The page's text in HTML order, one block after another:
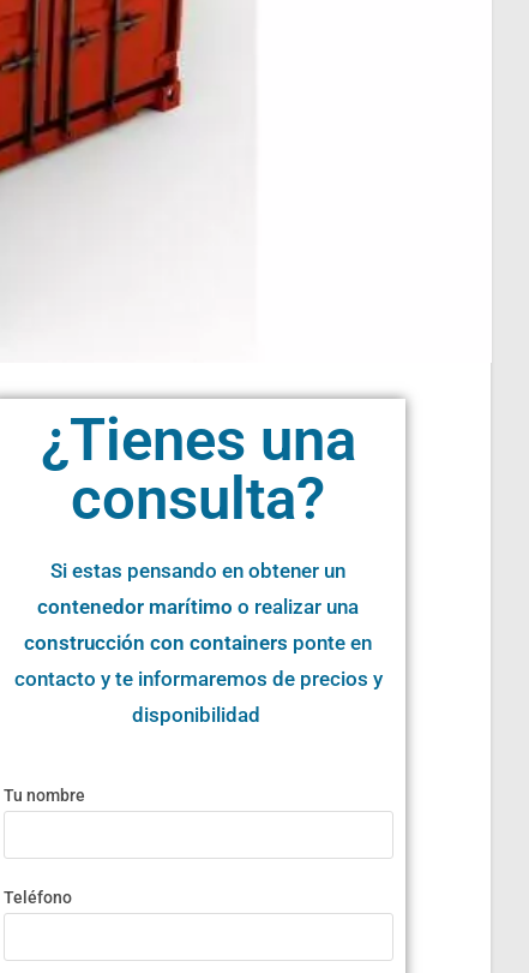
¿Tienes una
consulta?
Si estas pensando en obtener un
contenedor marítimo o realizar una
construcción con containers ponte en
contacto y te informaremos de precios y
disponibilidad
Tu nombre
Teléfono